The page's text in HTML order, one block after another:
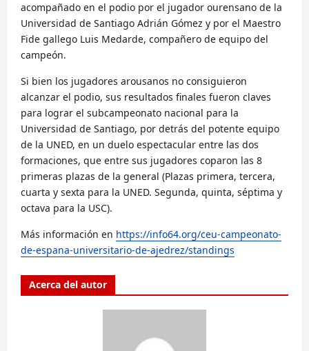
acompañado en el podio por el jugador ourensano de la
Universidad de Santiago Adrián Gómez y por el Maestro
Fide gallego Luis Medarde, compañero de equipo del
campeón.
Si bien los jugadores arousanos no consiguieron
alcanzar el podio, sus resultados finales fueron claves
para lograr el subcampeonato nacional para la
Universidad de Santiago, por detrás del potente equipo
de la UNED, en un duelo espectacular entre las dos
formaciones, que entre sus jugadores coparon las 8
primeras plazas de la general (Plazas primera, tercera,
cuarta y sexta para la UNED. Segunda, quinta, séptima y
octava para la USC).
Más información en https://info64.org/ceu-campeonato-
de-espana-universitario-de-ajedrez/standings
Acerca del autor